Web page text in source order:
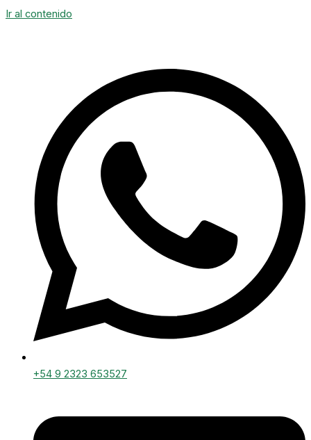
Ir al contenido
+54 9 2323 653527